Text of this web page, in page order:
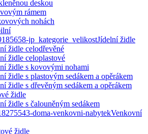
deskou
rámem
nohách
Jídelní židle
židle celodřevěné
židle celoplastové
židle s kovovými nohami
židle s plastovým sedákem a opěrákem
židle s dřevěným sedákem a opěrákem
židle
židle s čalouněným sedákem
Venkovní
židle